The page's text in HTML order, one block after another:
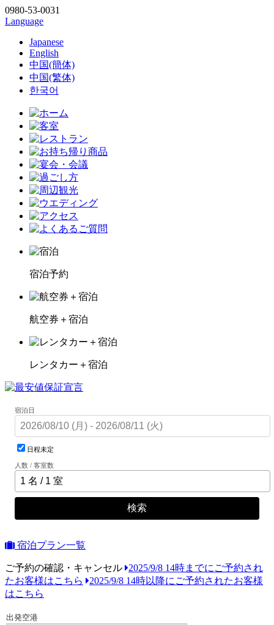
0980-53-0031
Language
Japanese
English
中国(簡体)
中国(繁体)
한국어
宿泊予約
航空券＋宿泊
レンタカー＋宿泊
宿泊日
日程未定
人数 / 客室数
検索
宿泊プラン一覧
ご予約の確認・キャンセル
2025/9/8 14時までにご予約され
たお客様はこちら
2025/9/8 14時以降にご予約されたお客様
はこちら